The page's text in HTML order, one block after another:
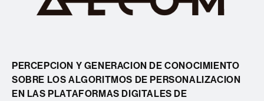
PERCEPCION Y GENERACION DE CONOCIMIENTO
SOBRE LOS ALGORITMOS DE PERSONALIZACION
EN LAS PLATAFORMAS DIGITALES DE